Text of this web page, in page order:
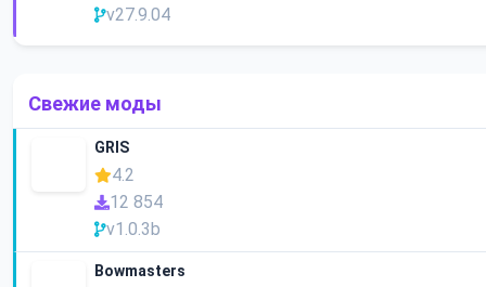
v27.9.04
Свежие моды
GRIS
4.2
12 854
v1.0.3b
Bowmasters